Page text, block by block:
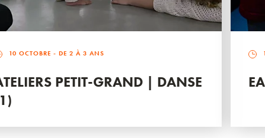
10 OCTOBRE - DE 2 À 3 ANS
PETIT-GRAND | DANSE